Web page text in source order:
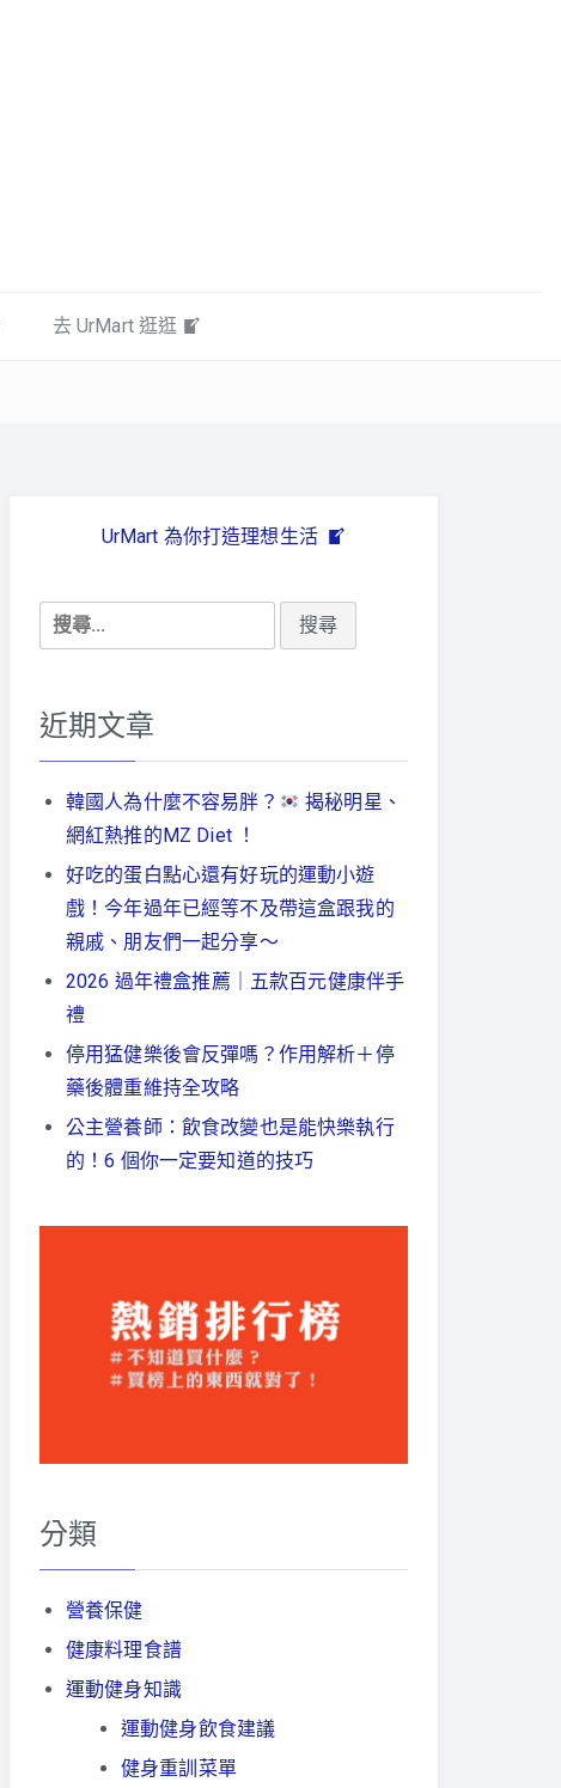
去 UrMart 逛逛
UrMart 為你打造理想生活
搜
尋
鍵
近期文章
韓國人為什麼不容易胖？
揭秘明星、
網紅熱推的MZ Diet ！
好吃的蛋白點心還有好玩的運動小遊
戲！今年過年已經等不及帶這盒跟我的
親戚、朋友們一起分享～
2026 過年禮盒推薦｜五款百元健康伴手
禮
停用猛健樂後會反彈嗎？作用解析＋停
藥後體重維持全攻略
公主營養師：飲食改變也是能快樂執行
的！6 個你一定要知道的技巧
分類
營養保健
健康料理食譜
運動健身知識
運動健身飲食建議
健身重訓菜單